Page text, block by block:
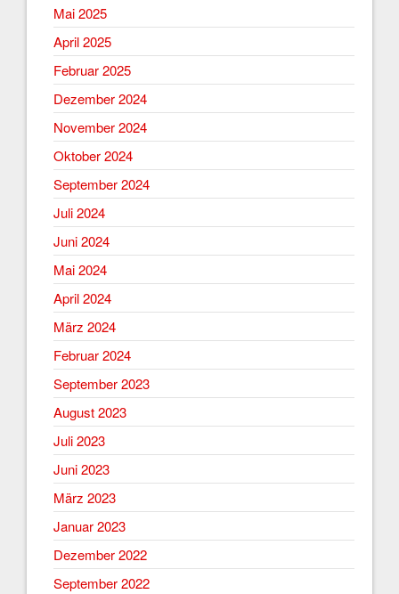
Mai 2025
April 2025
Februar 2025
Dezember 2024
November 2024
Oktober 2024
September 2024
Juli 2024
Juni 2024
Mai 2024
April 2024
März 2024
Februar 2024
September 2023
August 2023
Juli 2023
Juni 2023
März 2023
Januar 2023
Dezember 2022
September 2022